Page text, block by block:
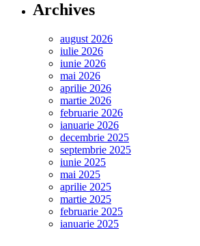
Archives
august 2026
iulie 2026
iunie 2026
mai 2026
aprilie 2026
martie 2026
februarie 2026
ianuarie 2026
decembrie 2025
septembrie 2025
iunie 2025
mai 2025
aprilie 2025
martie 2025
februarie 2025
ianuarie 2025